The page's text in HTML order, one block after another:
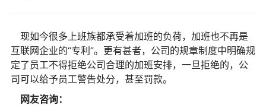
现如今很多上班族都承受着加班的负荷，加班也不再是
互联网企业的“专利”。更有甚者，公司的规章制度中明确规
定了员工不得拒绝公司合理的加班安排，一旦拒绝的，公
司可以给予员工警告处分，甚至罚款。
网友咨询：